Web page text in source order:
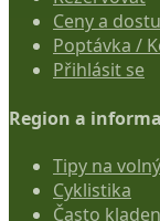
Ceny a
Poptávka /
Přihlásit se
Region a
Tipy na
Cyklistika
Často